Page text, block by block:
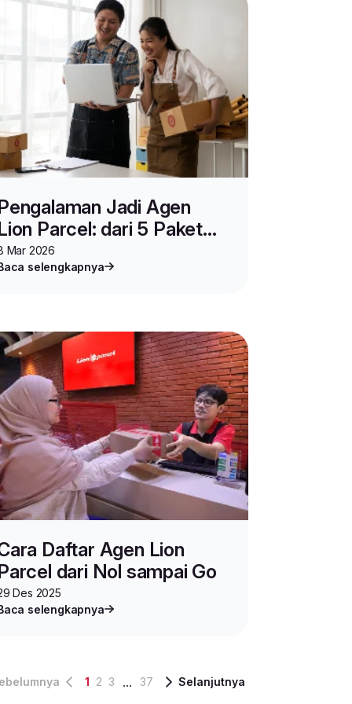
Jadi Agen
Parcel: dari 5 Paket
hingga Omzet
Juta
Mar 2026
selengkapnya
Daftar Agen Lion
dari Nol sampai Go
Des 2025
selengkapnya
1 2 3 ... 37 Selanjutnya